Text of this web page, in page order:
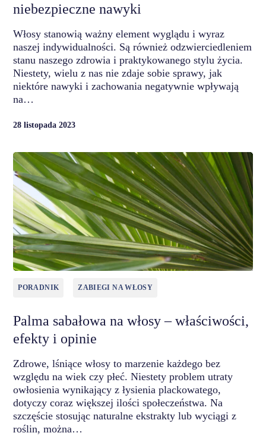
niebezpieczne nawyki
Włosy stanowią ważny element wyglądu i wyraz
naszej indywidualności. Są również odzwierciedleniem
stanu naszego zdrowia i praktykowanego stylu życia.
Niestety, wielu z nas nie zdaje sobie sprawy, jak
niektóre nawyki i zachowania negatywnie wpływają
na…
28 listopada 2023
PORADNIK ZABIEGI NA WŁOSY
Palma sabałowa na włosy – właściwości,
efekty i opinie
Zdrowe, lśniące włosy to marzenie każdego bez
względu na wiek czy płeć. Niestety problem utraty
owłosienia wynikający z łysienia plackowatego,
dotyczy coraz większej ilości społeczeństwa. Na
szczęście stosując naturalne ekstrakty lub wyciągi z
roślin, można…